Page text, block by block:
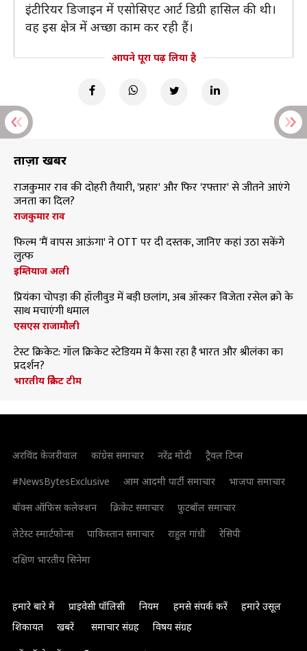
इंटीरियर डिजाइन में एसोसिएट आर्ट डिग्री हासिल की थी।
वह इस क्षेत्र में अच्छा काम कर रही हैं।
आपने पूरा पढ़ लिया है
ताज़ा खबरें
राजकुमार राव की दोहरी तैयारी, 'प्रहार' और फिर 'रफ्तार' से जीतने आएंगे
जनता का दिल?
राजकुमार राव
फिल्म 'मैं वापस आऊंगा' ने OTT पर दी दस्तक, जानिए कहां उठा सकेंगे
लुत्फ
इम्तियाज अली
प्रियंका चोपड़ा की हॉलीवुड में बड़ी छलांग, अब ऑस्कर विजेता रसेल क्रो के
साथ मचाएंगी धमाल
एसएस राजामौली
टेस्ट क्रिकेट: गॉल क्रिकेट स्टेडियम में कैसा रहा है भारत और श्रीलंका का
प्रदर्शन?
भारतीय क्रिकेट टीम
अरविंद केजरीवाल कांग्रेस समाचार नरेंद्र मोदी
ट्रैवल टिप्स
#NewsBytesExclusive
आम आदमी पार्टी समाचार
भाजपा समाचार
बॉक्स ऑफिस कलेक्शन
क्रिकेट समाचार
फुटबॉल समाचार
लेटेस्ट स्मार्टफोन्स
पाकिस्तान समाचार राहुल गांधी
रेसिपी
दक्षिण भारतीय सिनेमा
हमारे बारे में प्राइवेसी पॉलिसी नियम हमसे संपर्क करें
हमारे उसूल
शिकायत
खबरें समाचार संग्रह विषय संग्रह